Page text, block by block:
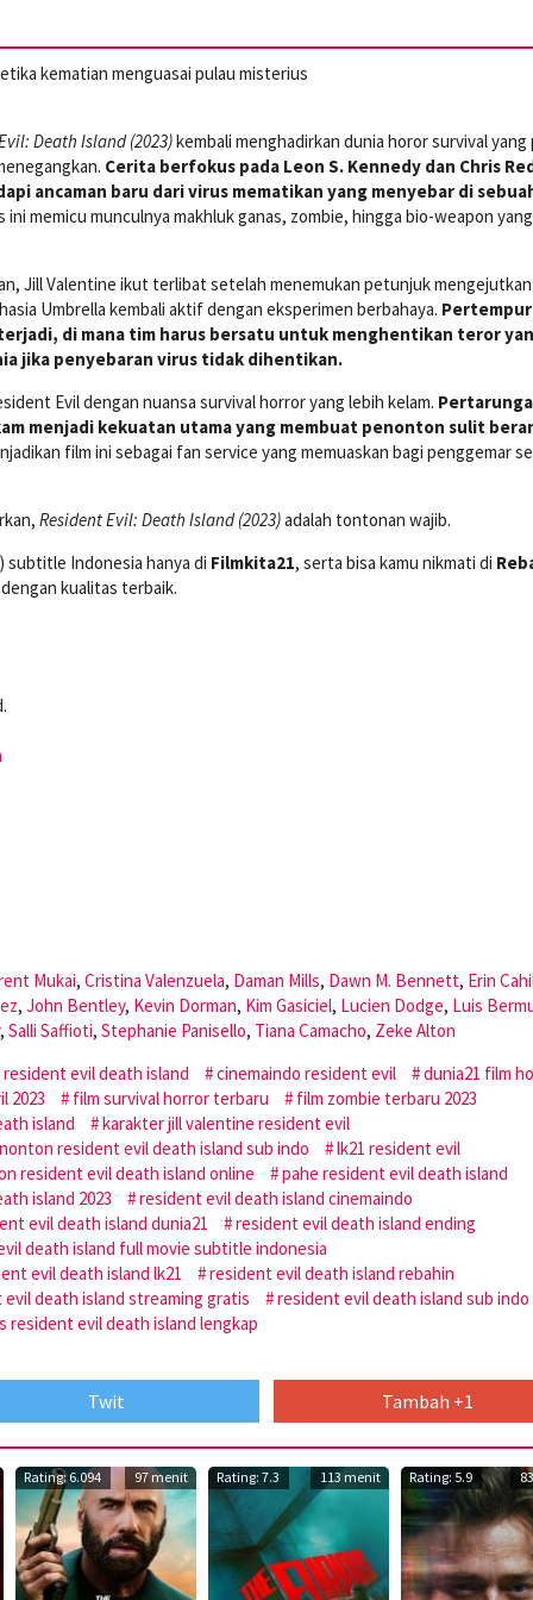
kematian menguasai pulau misterius
Death Island (2023)kembali menghadirkan dunia horor survival yang
Cerita berfokus pada Leon S. Kennedy dan Chris
ancaman baru dari virus mematikan yang menyebar di
ini memicu munculnya makhluk ganas, zombie, hingga bio-weapon
Jill Valentine ikut terlibat setelah menemukan petunjuk mengejutkan
Umbrella kembali aktif dengan eksperimen berbahaya.
di mana tim harus bersatu untuk menghentikan teror
jika penyebaran virus tidak dihentikan.
Evil dengan nuansa survival horror yang lebih kelam.
menjadi kekuatan utama yang membuat penonton sulit
film ini sebagai fan service yang memuaskan bagi penggemar
Resident Evil: Death Island (2023)adalah tontonan wajib.
subtitle Indonesia hanya di Filmkita21, serta bisa kamu nikmati di
kualitas terbaik.
Mukai, Cristina Valenzuela, Daman Mills, Dawn M. Bennett, Erin
, John Bentley, Kevin Dorman, Kim Gasiciel, Lucien Dodge, Luis
, Salli Saffioti, Stephanie Panisello, Tiana Camacho, Zeke Alton
evil death island
cinemaindo resident evil
dunia21 film
2023
film survival horror terbaru
film zombie terbaru 2023
island
karakter jill valentine resident evil
resident evil death island sub indo
lk21 resident evil
resident evil death island online
pahe resident evil death island
island 2023
resident evil death island cinemaindo
evil death island dunia21
resident evil death island ending
death island full movie subtitle indonesia
evil death island lk21
resident evil death island rebahin
death island streaming gratis
resident evil death island sub indo
resident evil death island lengkap
Twit Tambah +1
Rating: 6.094 97 menit Rating: 7.3 113 menit Rating: 5.9